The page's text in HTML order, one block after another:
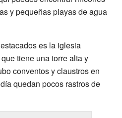
y pequeñas playas de agua
es la iglesia
tiene una torre alta y
conventos y claustros en
quedan pocos rastros de